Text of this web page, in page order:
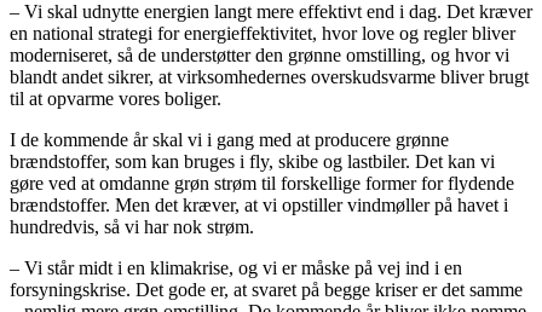
– Vi skal udnytte energien langt mere effektivt end i dag. Det kræver
en national strategi for energieffektivitet, hvor love og regler bliver
moderniseret, så de understøtter den grønne omstilling, og hvor vi
blandt andet sikrer, at virksomhedernes overskudsvarme bliver brugt
til at opvarme vores boliger.
I de kommende år skal vi i gang med at producere grønne
brændstoffer, som kan bruges i fly, skibe og lastbiler. Det kan vi
gøre ved at omdanne grøn strøm til forskellige former for flydende
brændstoffer. Men det kræver, at vi opstiller vindmøller på havet i
hundredvis, så vi har nok strøm.
– Vi står midt i en klimakrise, og vi er måske på vej ind i en
forsyningskrise. Det gode er, at svaret på begge kriser er det samme